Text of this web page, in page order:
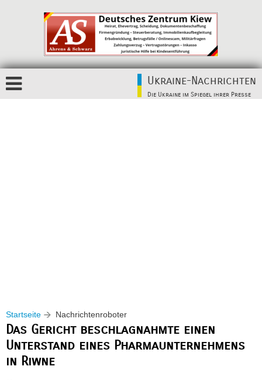
Ukraine-Nachrichten
Die Ukraine im Spiegel ihrer Presse
Startseite Nachrichtenroboter
Das Gericht beschlagnahmte einen
Unterstand eines Pharmaunternehmens
in Riwne